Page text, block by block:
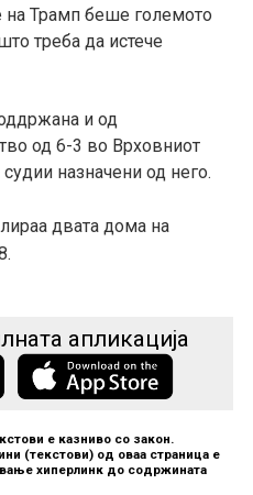
на Трамп беше големото
треба да истече
и од
од 6-3 во Врховниот
назначени од него.
двата дома на
апликација
е казниво со закон.
(текстови) од оваа страница е
хиперлинк до содржината